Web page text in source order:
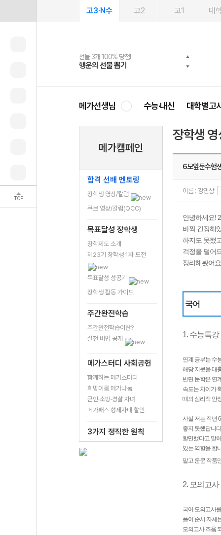
TOP
고3·N수 고2 고1 대
선물 3개 100% 당첨!
행운의 선물 뽑기
선물 100% 증정!
메가스터디 X 올리브
2027 러셀 단과
강사 공개선발
스마트러닝앱
설문 EVENT
메가패스
3일 무료 체험권
메가패스 수강생 무료혜택!
메가클럽 멤버십
사회공헌 캠페인
희망이룸 메가나눔
메가선생님 수능·내신 대학별고
메가캠페인
합격 선배 멘토링
장학생 영상/칼럼
큐브 영상/칼럼(QCC)
목표달성 장학생
장학제도 소개
제23기 장학생 1차 도전
목표달성 성공기
장학생 활동 가이드
주간완전학습
주간완전학습이란?
실천 비법 공개
메가스터디 사회공헌
함께하는 메가스터디
희망이룸 메가나눔
군인·소방·경찰 자녀
메가패스 형제자매 할인
3가지 정직한 원칙
장학생
6모앞둔수험
이름 : 강민상
안녕하세요!
바짝 긴장해
하지도 못했
걱정을 덜어
정리해봤어
국어
1. 수능특
연계 공부는 수
해당 지문을 대
반면 문학은 연
속도는 차이가
때의 심리적 안
사실 저는 작년
좋지 못했답니
할만했다고 말
있는 역할을 합
말고 운문 작품
2. 모의고
국어 모의고사
풀이 순서 자체
모의고사 즈음